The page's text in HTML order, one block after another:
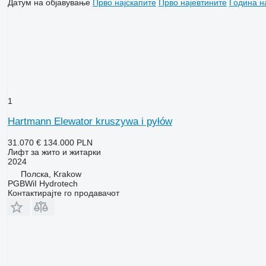
Датум на објавување Прво најскапите Прво најевтините Година
1
Hartmann Elewator kruszywa i pyłów
31.070 € 134.000 PLN
Лифт за жито и житарки
2024
Полска, Krakow
PGBWiI Hydrotech
Контактирајте го продавачот